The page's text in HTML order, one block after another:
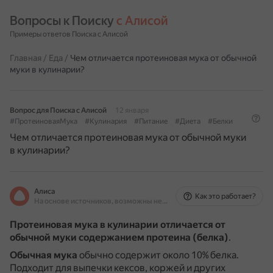
Вопросы к Поиску с Алисой
Примеры ответов Поиска с Алисой
Главная / Еда / Чем отличается протеиновая мука от обычной
муки в кулинарии?
Вопрос для Поиска с Алисой
12 января
#ПротеиноваяМука
#Кулинария #Питание #Диета #Белки
Чем отличается протеиновая мука от обычной муки
в кулинарии?
Алиса
На основе источников, возможны неточности
Как это работает?
Протеиновая мука в кулинарии отличается от
обычной муки содержанием протеина (белка).
Обычная мука обычно содержит около 10% белка.
Подходит для выпечки кексов, коржей и других